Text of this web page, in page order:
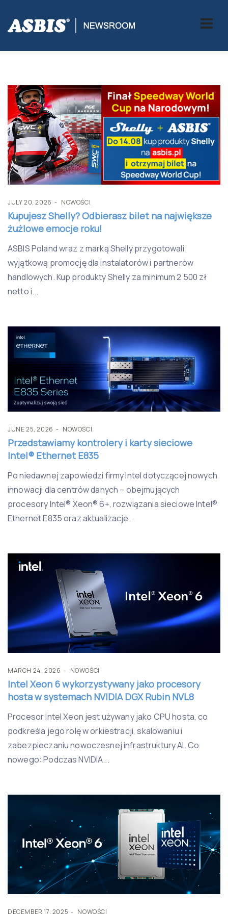
Tag:ASBIS Poland
JULY 20, 2026 NOWOŚCI
Kupujesz Shelly? Odbierasz bilet na największe
żużlowe emocje roku!
ASBIS Poland wraz z marką Shelly przygotowali
wyjątkową promocję dla instalatorów i partnerów
handlowych. Kup produkty Shelly za minimum 2 500 zł
netto i...
JUNE 25, 2026 NOWOŚCI
Przedstawiamy kontrolery i karty sieciowe
Intel® Ethernet E835
Po niedawnej zapowiedzi firmy Intel dotyczącej nowych
innowacji dla centrów danych – obejmujących
procesory Intel® Xeon® 6+, rozwiązania sieciowe Intel®
Ethernet E835 oraz aktualizacje...
MARCH 24, 2026 NOWOŚCI
Intel Xeon 6 wykorzystywany jako procesory
hosta w systemach NVIDIA DGX Rubin NVL8
Procesor Intel Xeon jest używany jako CPU hosta, co
podkreśla jego rolę w orkiestracji, skalowaniu i
zabezpieczaniu nowoczesnej infrastruktury AI. Co
nowego: Podczas NVIDIA...
DECEMBER 17, 2025 NOWOŚCI